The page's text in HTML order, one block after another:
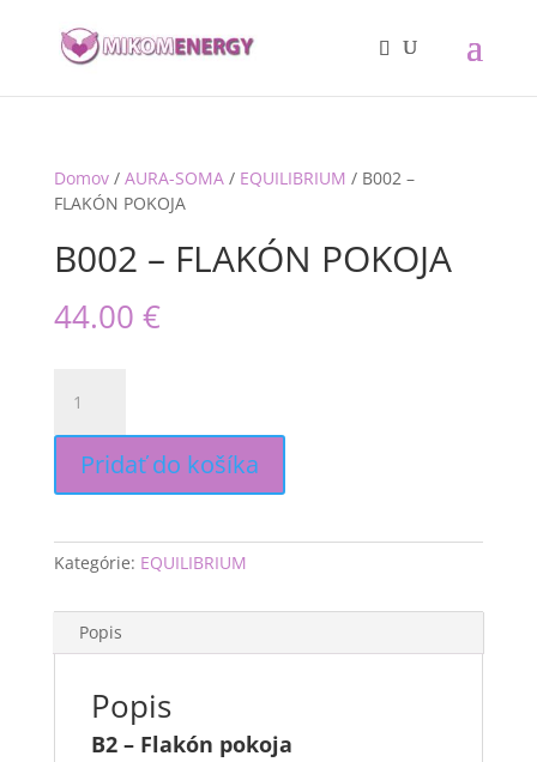
Domov/ AURA-SOMA/ EQUILIBRIUM / B002 –
FLAKÓN POKOJA
B002 – FLAKÓN POKOJA
44.00 €
B002
-
FLAKÓN
POKOJA
Pridať do košíka
Kategórie: EQUILIBRIUM
Popis
Popis
B2 – Flakón pokoja